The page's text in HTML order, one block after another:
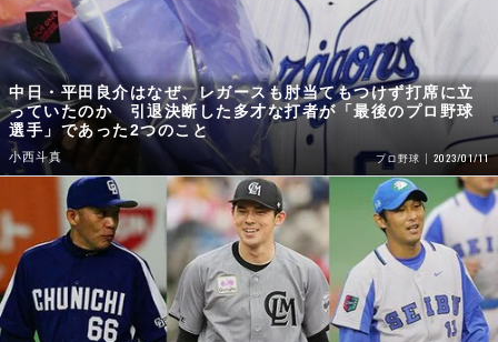
中日・平田良介はなぜ、レガースも肘当てもつけず打席に立
っていたのか 引退決断した多才な打者が「最後のプロ野球
選手」であった2つのこと
小西斗真 プロ野球 2023/01/11